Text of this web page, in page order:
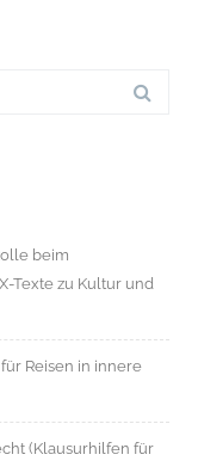
beim
Texte zu Kultur und
Reisen in innere
(Klausurhilfen für